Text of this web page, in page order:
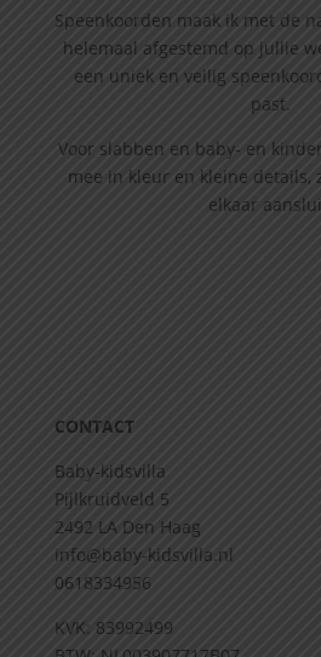
Speenkoorden maak ik met de
helemaal afgestemd op jullie
een uniek en veilig
past.
Voor slabben en baby- en
mee in kleur en kleine details,
elkaar
CONTACT
Baby-kidsvilla
Pijlkruidveld 5
2492 LA Den Haag
info@baby-kidsvilla.nl
0618334956
KVK: 83992499